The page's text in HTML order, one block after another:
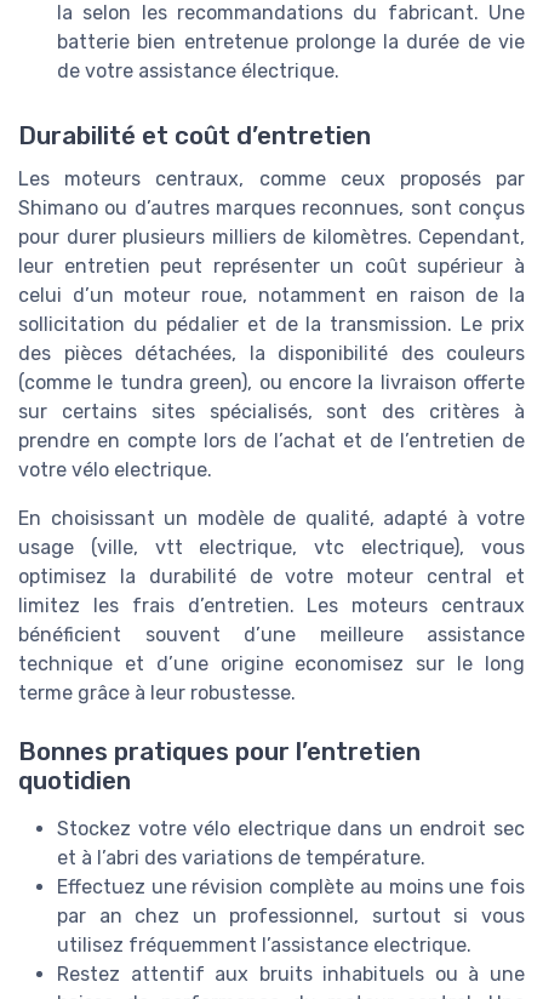
la selon les recommandations du fabricant. Une
batterie bien entretenue prolonge la durée de vie
de votre assistance électrique.
Durabilité et coût d’entretien
Les moteurs centraux, comme ceux proposés par
Shimano ou d’autres marques reconnues, sont conçus
pour durer plusieurs milliers de kilomètres. Cependant,
leur entretien peut représenter un coût supérieur à
celui d’un moteur roue, notamment en raison de la
sollicitation du pédalier et de la transmission. Le prix
des pièces détachées, la disponibilité des couleurs
(comme le tundra green), ou encore la livraison offerte
sur certains sites spécialisés, sont des critères à
prendre en compte lors de l’achat et de l’entretien de
votre vélo electrique.
En choisissant un modèle de qualité, adapté à votre
usage (ville, vtt electrique, vtc electrique), vous
optimisez la durabilité de votre moteur central et
limitez les frais d’entretien. Les moteurs centraux
bénéficient souvent d’une meilleure assistance
technique et d’une origine economisez sur le long
terme grâce à leur robustesse.
Bonnes pratiques pour l’entretien
quotidien
Stockez votre vélo electrique dans un endroit sec
et à l’abri des variations de température.
Effectuez une révision complète au moins une fois
par an chez un professionnel, surtout si vous
utilisez fréquemment l’assistance electrique.
Restez attentif aux bruits inhabituels ou à une